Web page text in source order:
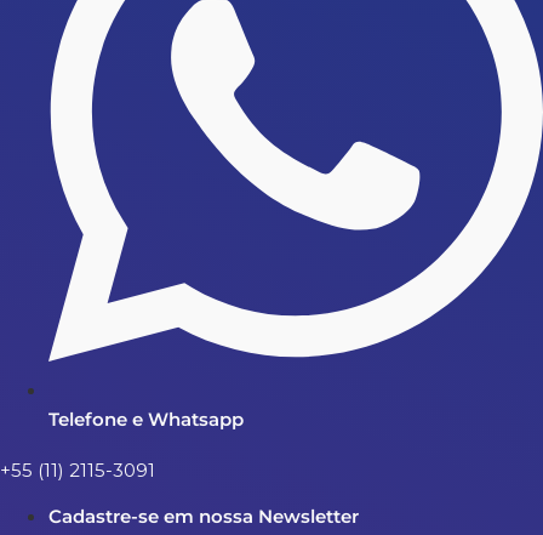
Telefone e Whatsapp
+55 (11) 2115-3091
Cadastre-se em nossa Newsletter